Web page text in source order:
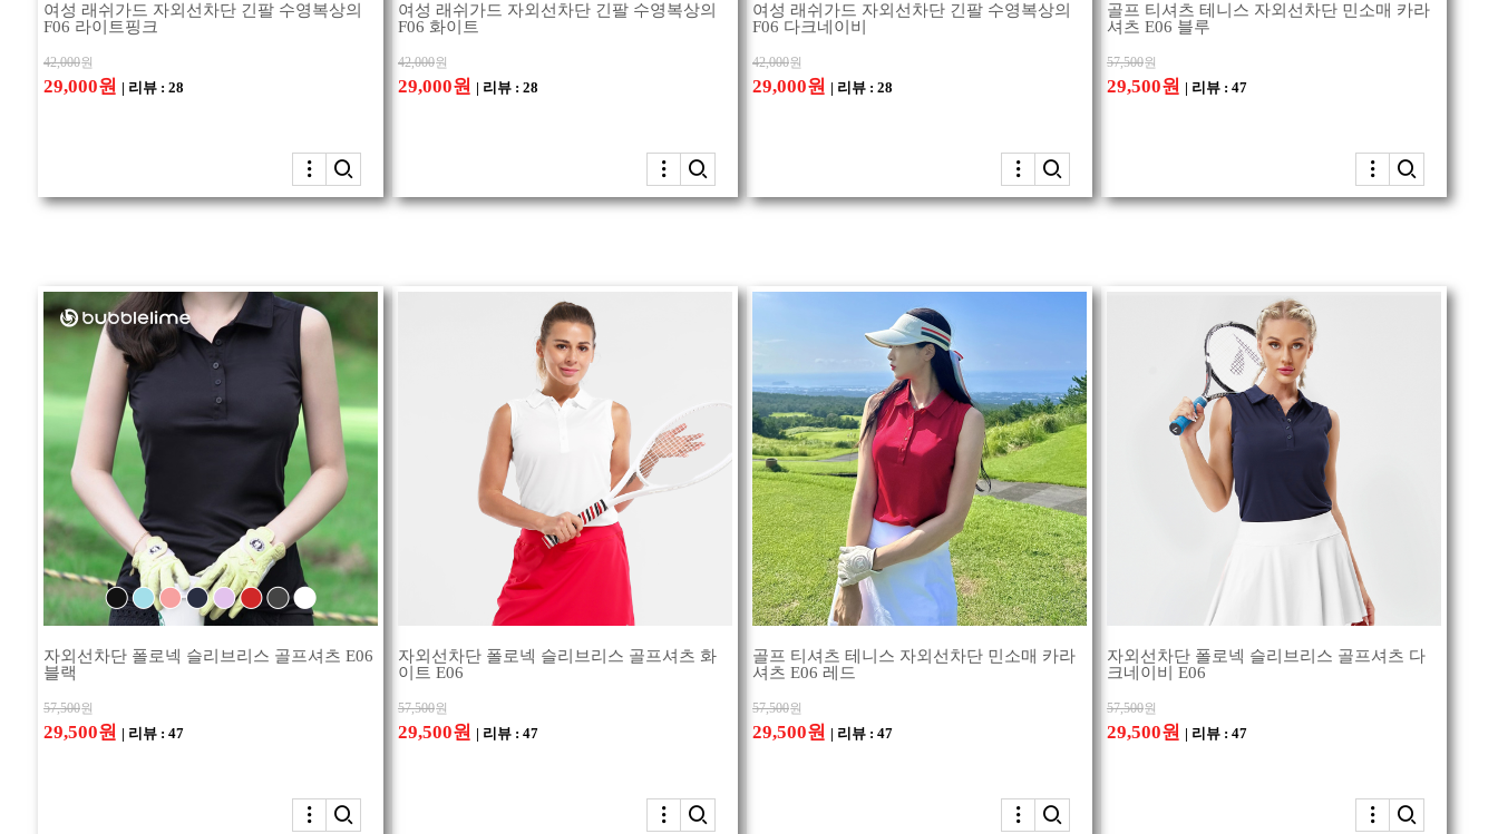
여성 래쉬가드 자외선차단 긴팔 수영복상의
F06 라이트핑크
42,000원
29,000원 | 리뷰 : 28
여성 래쉬가드 자외선차단 긴팔 수영복상의
F06 화이트
42,000원
29,000원 | 리뷰 : 28
여성 래쉬가드 자외선차단 긴팔 수영복상의
F06 다크네이비
42,000원
29,000원 | 리뷰 : 28
골프 티셔츠 테니스 자외선차단 민소매 카라
셔츠 E06 블루
57,500원
29,500원 | 리뷰 : 47
자외선차단 폴로넥 슬리브리스 골프셔츠 E06
블랙
57,500원
29,500원 | 리뷰 : 47
자외선차단 폴로넥 슬리브리스 골프셔츠 화
이트 E06
57,500원
29,500원 | 리뷰 : 47
골프 티셔츠 테니스 자외선차단 민소매 카라
셔츠 E06 레드
57,500원
29,500원 | 리뷰 : 47
자외선차단 폴로넥 슬리브리스 골프셔츠 다
크네이비 E06
57,500원
29,500원 | 리뷰 : 47